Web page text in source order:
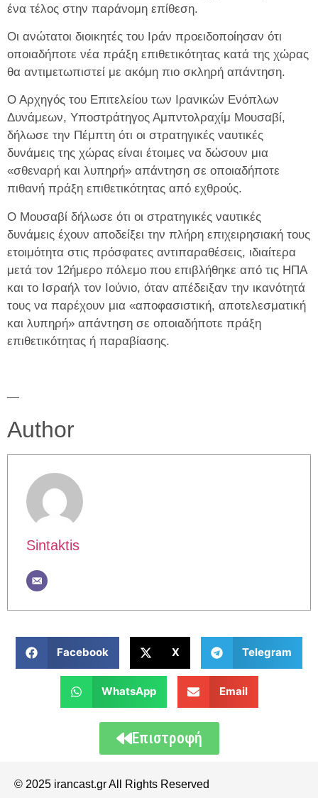
ένα τέλος στην παράνομη επίθεση.
Οι ανώτατοι διοικητές του Ιράν προειδοποίησαν ότι
οποιαδήποτε νέα πράξη επιθετικότητας κατά της χώρας
θα αντιμετωπιστεί με ακόμη πιο σκληρή απάντηση.
Ο Αρχηγός του Επιτελείου των Ιρανικών Ενόπλων
Δυνάμεων, Υποστράτηγος Αμπντολραχίμ Μουσαβί,
δήλωσε την Πέμπτη ότι οι στρατηγικές ναυτικές
δυνάμεις της χώρας είναι έτοιμες να δώσουν μια
«σθεναρή και λυπηρή» απάντηση σε οποιαδήποτε
πιθανή πράξη επιθετικότητας από εχθρούς.
Ο Μουσαβί δήλωσε ότι οι στρατηγικές ναυτικές
δυνάμεις έχουν αποδείξει την πλήρη επιχειρησιακή τους
ετοιμότητα στις πρόσφατες αντιπαραθέσεις, ιδιαίτερα
μετά τον 12ήμερο πόλεμο που επιβλήθηκε από τις ΗΠΑ
και το Ισραήλ τον Ιούνιο, όταν απέδειξαν την ικανότητά
τους να παρέχουν μια «αποφασιστική, αποτελεσματική
και λυπηρή» απάντηση σε οποιαδήποτε πράξη
επιθετικότητας ή παραβίασης.
—
Author
Sintaktis
Facebook X Telegram
WhatsApp Email
Επιστροφή
© 2025 irancast.gr All Rights Reserved